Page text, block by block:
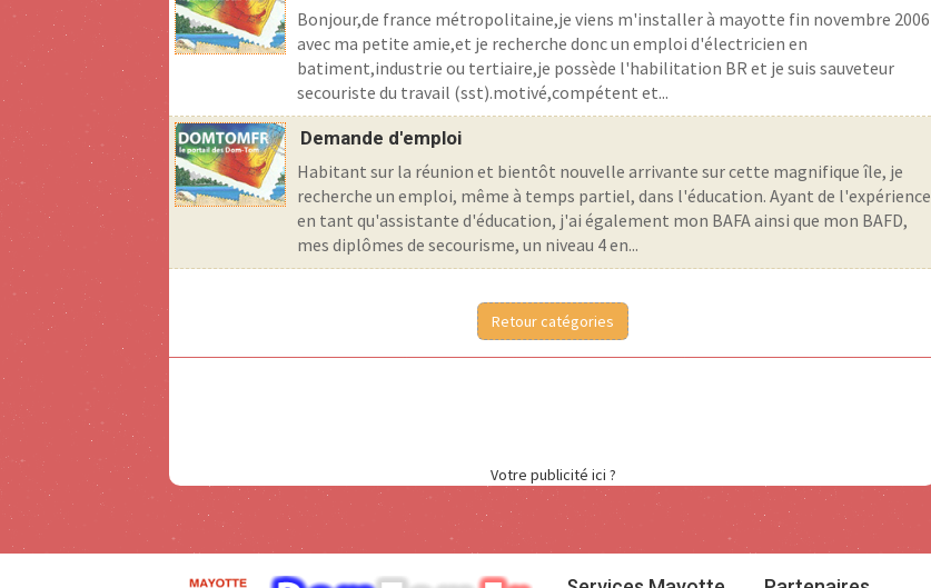
Bonjour,de france métropolitaine,je viens m'installer à mayotte fin novembre 2006
avec ma petite amie,et je recherche donc un emploi d'électricien en
batiment,industrie ou tertiaire,je possède l'habilitation BR et je suis sauveteur
secouriste du travail (sst).motivé,compétent et...
Demande d'emploi
Habitant sur la réunion et bientôt nouvelle arrivante sur cette magnifique île, je
recherche un emploi, même à temps partiel, dans l'éducation. Ayant de l'expérience
en tant qu'assistante d'éducation, j'ai également mon BAFA ainsi que mon BAFD,
mes diplômes de secourisme, un niveau 4 en...
Retour catégories
Votre publicité ici ?